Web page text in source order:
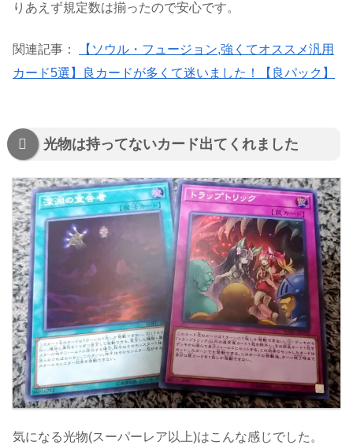
りあえず規定数は揃ったので安心です。
関連記事：
【ソウル・フュージョン,強くてオススメ汎用
カード5選】良カードが多くて迷いました！【良パック】
光物は持ってないカード出てくれました
気になる光物(スーパーレア以上)はこんな感じでした。